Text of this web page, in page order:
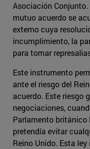
Asociación
mutuo acuerdo se
externo cuya
incumplimiento, la
para tomar
Este instrumento
ante el riesgo del
acuerdo. Este riesgo
negociaciones,
Parlamento británico
pretendía evitar
Reino Unido. Esta